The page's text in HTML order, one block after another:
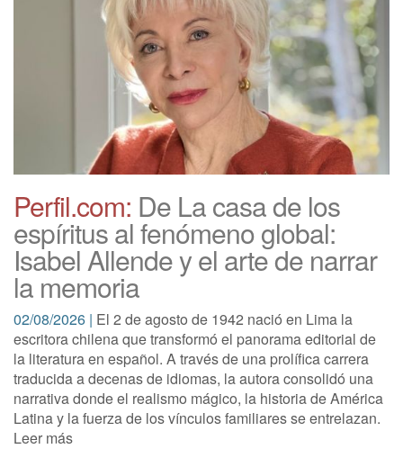
Perfil.com: De La casa de los
espíritus al fenómeno global:
Isabel Allende y el arte de narrar
la memoria
02/08/2026 | El 2 de agosto de 1942 nació en Lima la
escritora chilena que transformó el panorama editorial de
la literatura en español. A través de una prolífica carrera
traducida a decenas de idiomas, la autora consolidó una
narrativa donde el realismo mágico, la historia de América
Latina y la fuerza de los vínculos familiares se entrelazan.
Leer más